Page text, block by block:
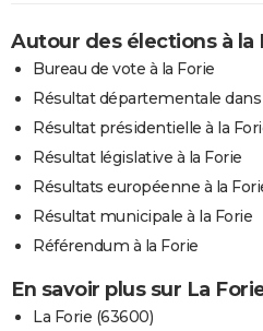
Autour des élections à la
Bureau de vote à la Forie
Résultat départementale
Résultat présidentielle à la
Résultat législative à la Forie
Résultats européenne à la
Résultat municipale à la Forie
Référendum à la Forie
En savoir plus sur La
La Forie (63600)